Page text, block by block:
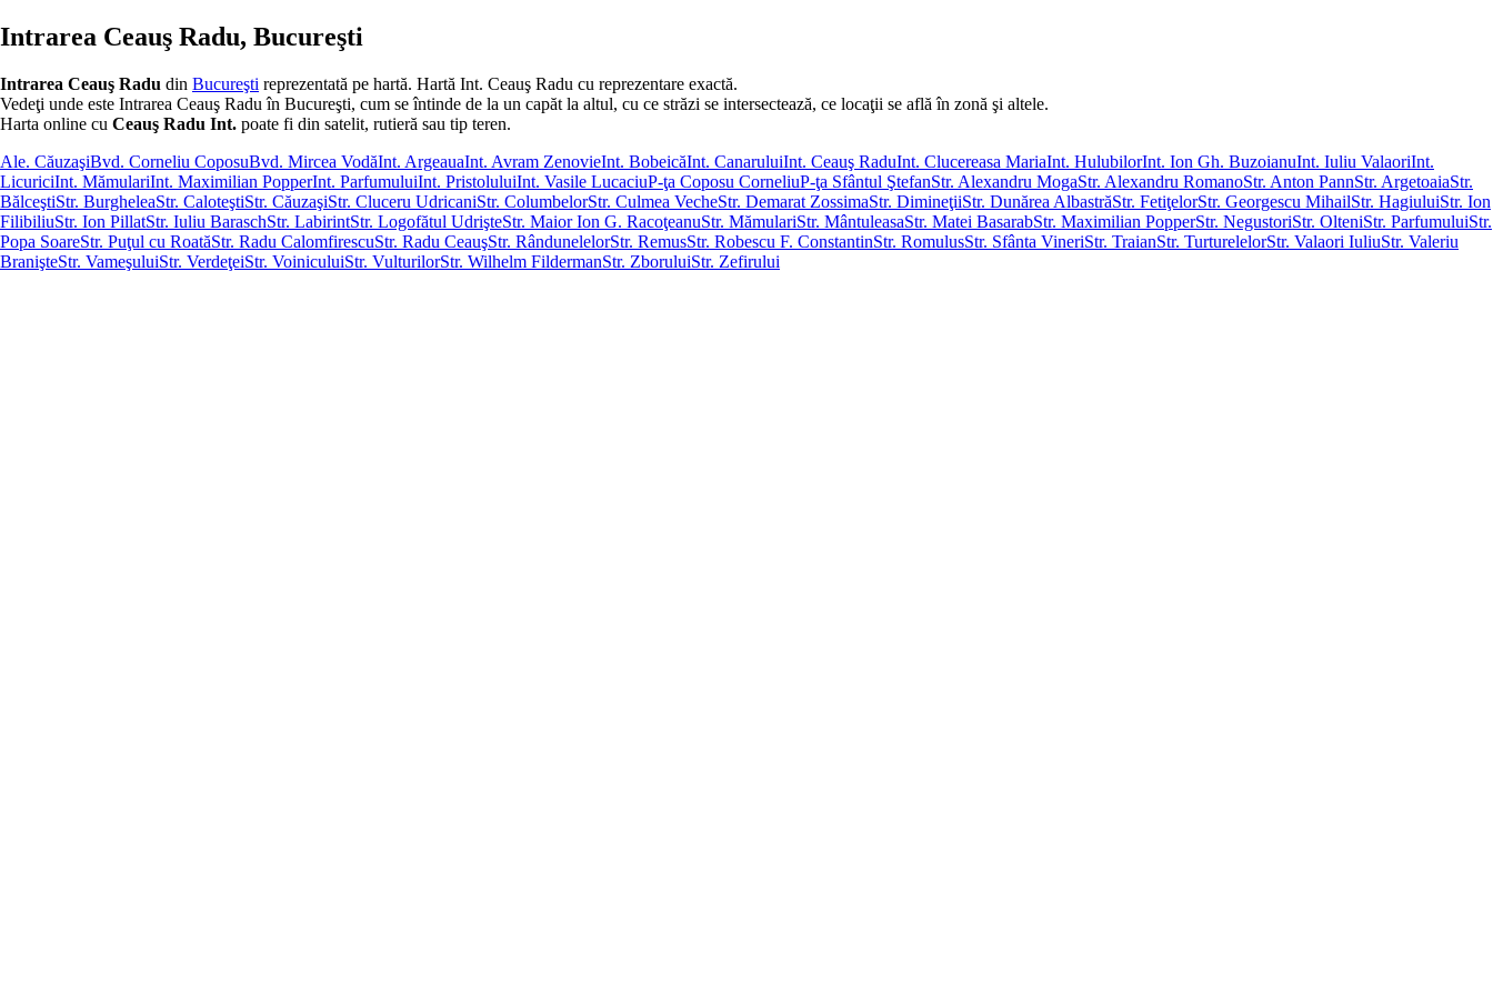
Intrarea Ceauş Radu, Bucureşti
Intrarea Ceauş Radu din Bucureşti reprezentată pe hartă. Hartă Int. Ceauş Radu cu reprezentare exactă.
Vedeţi unde este Intrarea Ceauş Radu în Bucureşti, cum se întinde de la un capăt la altul, cu ce străzi se intersectează, ce locaţii se află în zonă şi altele.
Harta online cu Ceauş Radu Int. poate fi din satelit, rutieră sau tip teren.
Ale. CăuzaşiBvd. Corneliu CoposuBvd. Mircea VodăInt. ArgeauaInt. Avram ZenovieInt. BobeicăInt. CanaruluiInt. Ceauş RaduInt. Clucereasa MariaInt. HulubilorInt. Ion Gh. BuzoianuInt. Iuliu ValaoriInt.
LicuriciInt. MămulariInt. Maximilian PopperInt. ParfumuluiInt. PristoluluiInt. Vasile LucaciuP-ţa Coposu CorneliuP-ţa Sfântul ŞtefanStr. Alexandru MogaStr. Alexandru RomanoStr. Anton PannStr. ArgetoaiaStr.
BălceştiStr. BurgheleaStr. CaloteştiStr. CăuzaşiStr. Cluceru UdricaniStr. ColumbelorStr. Culmea VecheStr. Demarat ZossimaStr. DimineţiiStr. Dunărea AlbastrăStr. FetiţelorStr. Georgescu MihailStr. HagiuluiStr. Ion
FilibiliuStr. Ion PillatStr. Iuliu BaraschStr. LabirintStr. Logofătul UdrişteStr. Maior Ion G. RacoţeanuStr. MămulariStr. MântuleasaStr. Matei BasarabStr. Maximilian PopperStr. NegustoriStr. OlteniStr. ParfumuluiStr.
Popa SoareStr. Puţul cu RoatăStr. Radu CalomfirescuStr. Radu CeauşStr. RândunelelorStr. RemusStr. Robescu F. ConstantinStr. RomulusStr. Sfânta VineriStr. TraianStr. TurturelelorStr. Valaori IuliuStr. Valeriu
BranişteStr. VameşuluiStr. VerdeţeiStr. VoiniculuiStr. VulturilorStr. Wilhelm FildermanStr. ZboruluiStr. Zefirului